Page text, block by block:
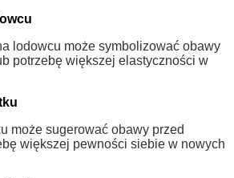
lodowcu może symbolizować obawy
potrzebę większej elastyczności w
może sugerować obawy przed
większej pewności siebie w nowych